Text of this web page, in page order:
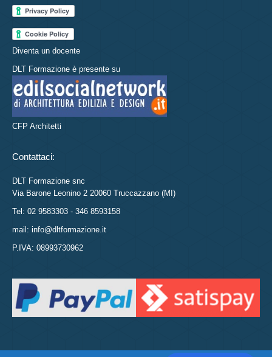
Diventa un docente
DLT Formazione è presente su
CFP Architetti
Contattaci:
DLT Formazione snc
Via Barone Leonino 2 20060 Truccazzano (MI)
Tel: 02 9583303 - 346 8593158
mail: info@dltformazione.it
P.IVA: 08993730962